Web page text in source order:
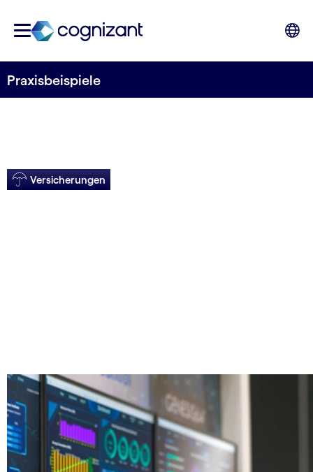
Praxisbeispiele
Versicherungen